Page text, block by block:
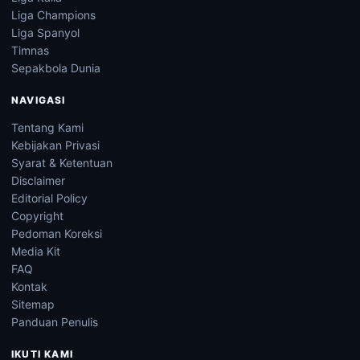
Liga Champions
Liga Spanyol
Timnas
Sepakbola Dunia
NAVIGASI
Tentang Kami
Kebijakan Privasi
Syarat & Ketentuan
Disclaimer
Editorial Policy
Copyright
Pedoman Koreksi
Media Kit
FAQ
Kontak
Sitemap
Panduan Penulis
IKUTI KAMI